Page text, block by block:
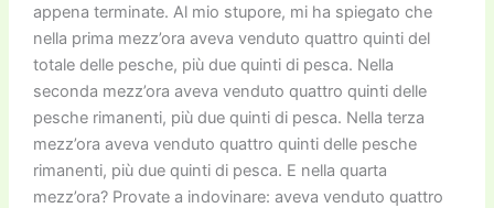
appena terminate. Al mio stupore, mi ha spiegato che
nella prima mezz’ora aveva venduto quattro quinti del
totale delle pesche, più due quinti di pesca. Nella
seconda mezz’ora aveva venduto quattro quinti delle
pesche rimanenti, più due quinti di pesca. Nella terza
mezz’ora aveva venduto quattro quinti delle pesche
rimanenti, più due quinti di pesca. E nella quarta
mezz’ora? Provate a indovinare: aveva venduto quattro